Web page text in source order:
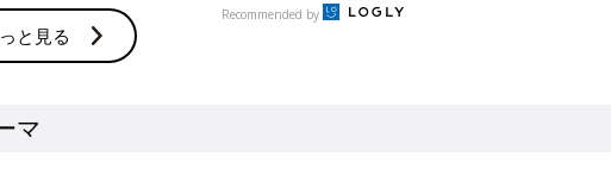
と見る
Recommended by
マ